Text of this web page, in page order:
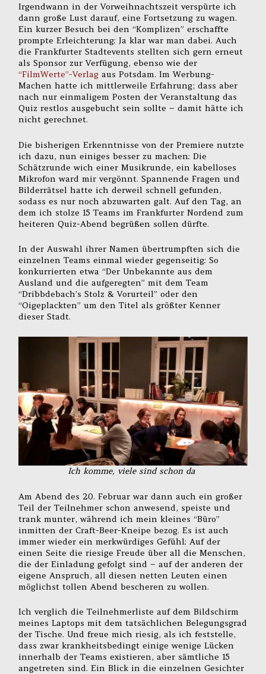
Irgendwann in der Vorweihnachtszeit verspürte ich
dann große Lust darauf, eine Fortsetzung zu wagen.
Ein kurzer Besuch bei den “Komplizen” erschaffte
prompte Erleichterung: Ja klar war man dabei. Auch
die Frankfurter Stadtevents stellten sich gern erneut
als Sponsor zur Verfügung, ebenso wie der
“FilmWerte”-Verlag aus Potsdam. Im Werbung-
Machen hatte ich mittlerweile Erfahrung; dass aber
nach nur einmaligem Posten der Veranstaltung das
Quiz restlos ausgebucht sein sollte – damit hätte ich
nicht gerechnet.
Die bisherigen Erkenntnisse von der Premiere nutzte
ich dazu, nun einiges besser zu machen: Die
Schätzrunde wich einer Musikrunde, ein kabelloses
Mikrofon ward mir vergönnt. Spannende Fragen und
Bilderrätsel hatte ich derweil schnell gefunden,
sodass es nur noch abzuwarten galt. Auf den Tag, an
dem ich stolze 15 Teams im Frankfurter Nordend zum
heiteren Quiz-Abend begrüßen sollen dürfte.
In der Auswahl ihrer Namen übertrumpften sich die
einzelnen Teams einmal wieder gegenseitig: So
konkurrierten etwa “Der Unbekannte aus dem
Ausland und die aufgeregten” mit dem Team
“Dribbdebach’s Stolz & Vorurteil” oder den
“Oigeplackten” um den Titel als größter Kenner
dieser Stadt.
Ich komme, viele sind schon da
Am Abend des 20. Februar war dann auch ein großer
Teil der Teilnehmer schon anwesend, speiste und
trank munter, während ich mein kleines “Büro”
inmitten der Craft-Beer-Kneipe bezog. Es ist auch
immer wieder ein merkwürdiges Gefühl: Auf der
einen Seite die riesige Freude über all die Menschen,
die der Einladung gefolgt sind – auf der anderen der
eigene Anspruch, all diesen netten Leuten einen
möglichst tollen Abend bescheren zu wollen.
Ich verglich die Teilnehmerliste auf dem Bildschirm
meines Laptops mit dem tatsächlichen Belegungsgrad
der Tische. Und freue mich riesig, als ich feststelle,
dass zwar krankheitsbedingt einige wenige Lücken
innerhalb der Teams existieren, aber sämtliche 15
angetreten sind. Ein Blick in die einzelnen Gesichter